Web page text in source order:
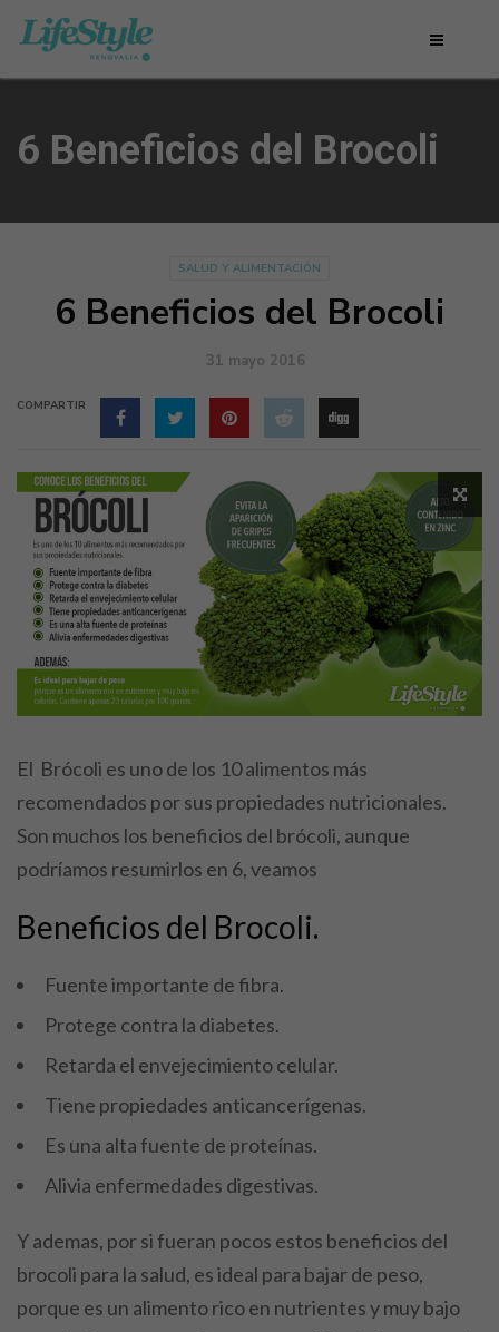
6 Beneficios del Brocoli
SALUD Y ALIMENTACIÓN
6 Beneficios del Brocoli
31 mayo 2016
COMPARTIR
El Brócoli es uno de los 10 alimentos más
recomendados por sus propiedades nutricionales.
Son muchos los beneficios del brócoli, aunque
podríamos resumirlos en 6, veamos
Beneficios del Brocoli.
Fuente importante de fibra.
Protege contra la diabetes.
Retarda el envejecimiento celular.
Tiene propiedades anticancerígenas.
Es una alta fuente de proteínas.
Alivia enfermedades digestivas.
Y ademas, por si fueran pocos estos beneficios del
brocoli para la salud, es ideal para bajar de peso,
porque es un alimento rico en nutrientes y muy bajo